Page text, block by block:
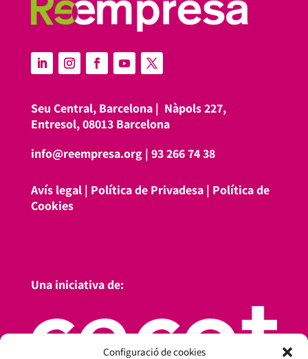
Configuració de cookies
Seu Central, Barcelona | Nàpols 227,
Entresol, 08013 Barcelona
info@reempresa.org| 93 266 74 38
Avís legal| Política de Privadesa| Política de
Cookies
Una iniciativa de: